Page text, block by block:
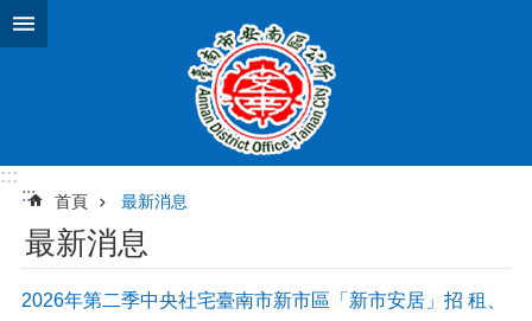
跳到主要內容區塊
:::
:::
首頁 最新消息
最新消息
2026年第二季中央社宅臺南市新市區「新市安居」招 租、